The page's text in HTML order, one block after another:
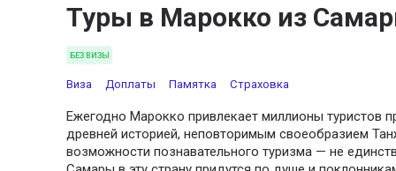
Туры в Марокко из
БЕЗ ВИЗЫ
Виза Доплаты Памятка Страховка
Ежегодно Марокко привлекает миллионы туристов
древней историей, неповторимым своеобразием
возможности познавательного туризма — не